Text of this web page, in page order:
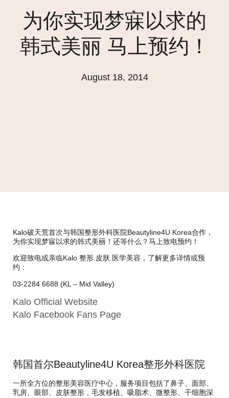
为你实现梦寐以求的
韩式美丽 马上预约！
August 18, 2014
Kalo破天荒首次与韩国整形外科医院Beautyline4U Korea合作，
为你实现梦寐以求的韩式美丽！还等什么？马上致电预约！
欢迎致电或亲临Kalo 整形.皮肤.医学美容，了解更多详情或预
约：
03-2284 6688 (KL – Mid Valley)
Kalo Official Website
Kalo Facebook Fans Page
韩国首尔Beautyline4U Korea整形外科医院
一所全方位的整形美容医疗中心，服务项目包括了鼻子、面部、
乳房、眼部、皮肤整形，毛发移植、吸脂术、微整形、干细胞深